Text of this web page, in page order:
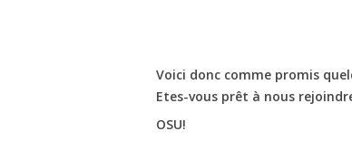
Voici donc comme promis
Etes-vous prêt à nous
OSU!